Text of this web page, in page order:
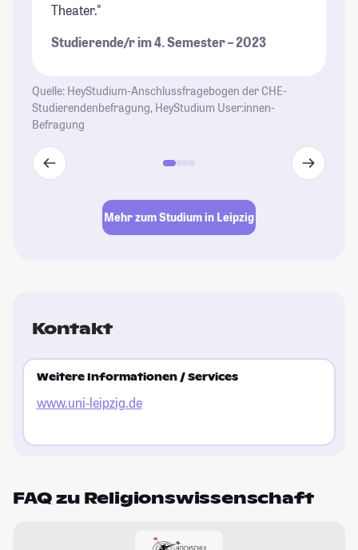
Theater."
Studierende/r im 4. Semester – 2023
Quelle: HeyStudium-Anschlussfragebogen der CHE-
Studierendenbefragung, HeyStudium User:innen-
Befragung
Mehr zum Studium in Leipzig
Kontakt
Weitere Informationen / Services
www.uni-leipzig.de
FAQ zu Religionswissenschaft